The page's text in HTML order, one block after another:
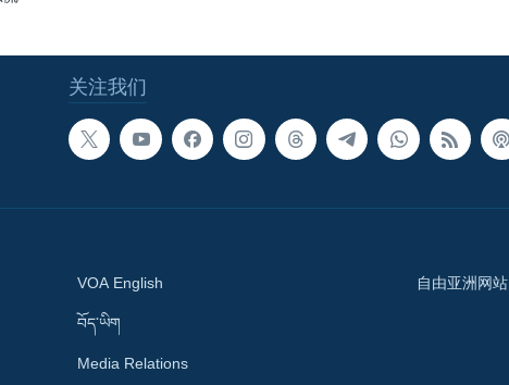
关注我们
VOA English
བོད་ཡིག
Media Relations
自由亚洲网站